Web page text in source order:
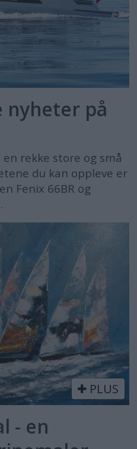
nyheter på
rekke store og små
du kan oppleve er
Fenix 66BR og
PLUS
- en